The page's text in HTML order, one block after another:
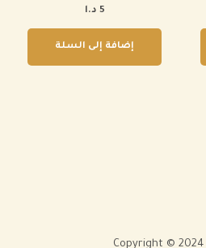
5 د.ا
إضافة إلى السلة
Copyright © 2024